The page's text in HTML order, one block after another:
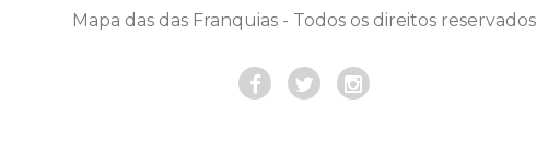
Mapa das das Franquias - Todos os direitos reservados